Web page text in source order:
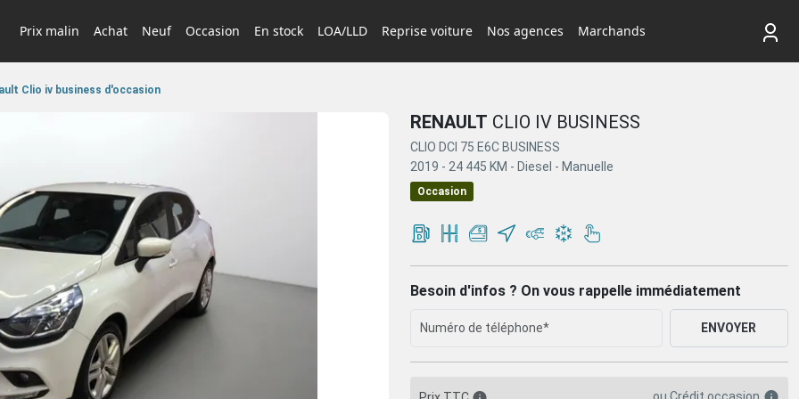
Prix malin Achat Neuf Occasion En stock LOA/LLD Reprise voiture Nos agences Marchands
Clio iv business d'occasion
RENAULT CLIO IV BUSINESS
CLIO DCI 75 E6C BUSINESS
2019 - 24 445 KM - Diesel - Manuelle
Occasion
Besoin d'infos ? On vous rappelle immédiatement
ENVOYER